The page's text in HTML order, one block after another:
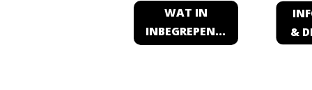
WAT IN
INBEGREPEN...
&